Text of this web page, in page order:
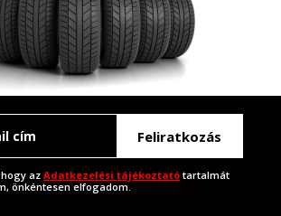
Feliratkozás
hogy azAdatkezelési tájékoztató tartalmát
önkéntesen elfogadom.